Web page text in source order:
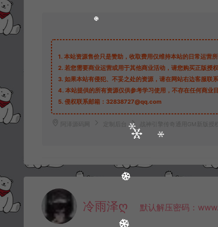
1. 本站资源售价只是赞助，收取费用仅维持本站的日常运营所
2. 若您需要商业运营或用于其他商业活动，请您购买正版授权
3. 如果本站有侵犯、不妥之处的资源，请在网站右边客服联
4. 本站提供的所有资源仅供参考学习使用，不存在任何商业
5. 侵权联系邮箱：32838727@qq.com
阿泽源码网 定制后台 战神引擎传奇通用GM新版授
冷雨泽ღ 默认解压密码：